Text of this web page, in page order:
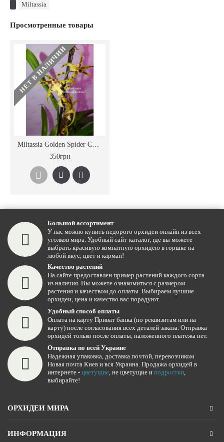
Miltassia
Просмотренные товары
НЕТ В НАЛИЧИИ
Miltassia Golden Spider Copius
350грн
Большой ассортимент
У нас можно купить недорого орхидеи онлайн из всех
уголков мира. Удобный сайт-каталог, где вы можете
выбрать красивую комнатную орхидею в горшке на
любой вкус, цвет и карман!
Качество растений
На сайте предоставлен пример растений каждого сорта
из наличия. Вы можете ознакомиться с размером
растения и качеством до оплаты. Выбираем лучшие
орхидеи, цена и качество вас порадуют.
Удобный способ оплаты
Оплата на карту Приват банка (по реквизитам или на
карту) после согласования всех деталей заказа. Отправка
орхидей только после оплаты, наложенного платежа нет.
Отправка по всей Украине
Надежная упаковка, доставка почтой, перевозчиком
Новая почта Киев и вся Украина. Продажа орхидей в
интернете - цветущие, не цветущие и подростки,
выбирайте!
ОРХИДЕИ МИРА
ИНФОРМАЦИЯ